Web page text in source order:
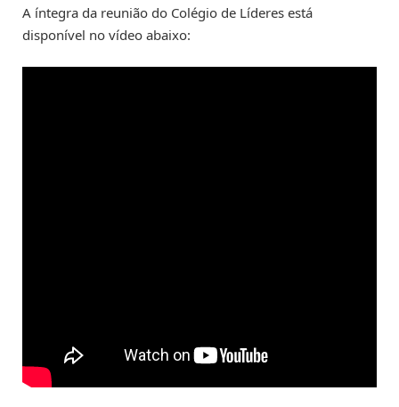
A íntegra da reunião do Colégio de Líderes está
disponível no vídeo abaixo: